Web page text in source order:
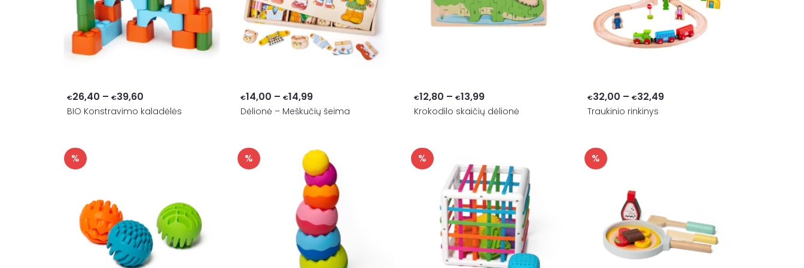
€26,40 – €39,60
range:
BIO Konstravimo kaladėlės
€14,00 – €14,99Price
range:
€14,99
Dėlionė – Meškučių šeima
€12,80 – €13,99Price
range:
Krokodilo skaičių dėlionė
€32,00 – €32,49Price
Traukinio rinkinys
% % % %